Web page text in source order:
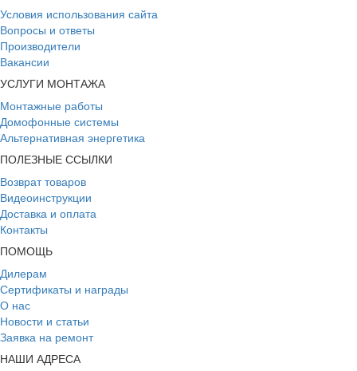
Условия использования сайта
Вопросы и ответы
Производители
Вакансии
УСЛУГИ МОНТАЖА
Монтажные работы
Домофонные системы
Альтернативная энергетика
ПОЛЕЗНЫЕ ССЫЛКИ
Возврат товаров
Видеоинструкции
Доставка и оплата
Контакты
ПОМОЩЬ
Дилерам
Сертификаты и награды
О нас
Новости и статьи
Заявка на ремонт
НАШИ АДРЕСА